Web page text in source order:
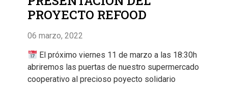
PROYECTO REFOOD
06 marzo, 2022
El próximo viernes 11 de marzo a las 18:30h
abriremos las puertas de nuestro supermercado
cooperativo al precioso poyecto solidario